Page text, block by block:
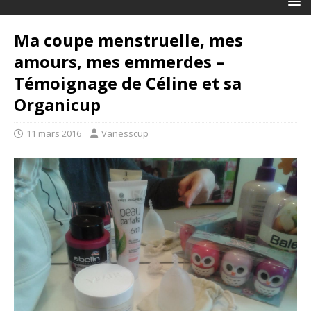
Ma coupe menstruelle, mes
amours, mes emmerdes –
Témoignage de Céline et sa
Organicup
11 mars 2016 Vanesscup